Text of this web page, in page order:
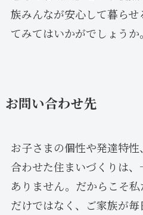
族みんなが安心して暮ら
てみてはいかがでしょうか。
お問い合わせ先
お子さまの個性や発達特
合わせた住まいづくりは
ありません。だからこそ
だけではなく、ご家族が